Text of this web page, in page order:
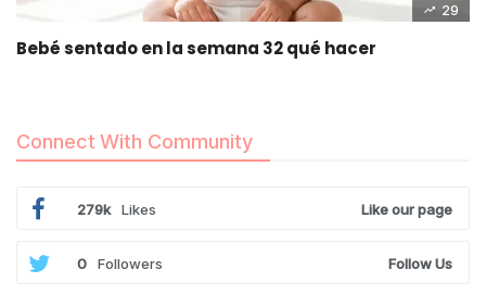
29
Bebé sentado en la semana 32 qué hacer
Connect With Community
279k Likes Like our page
0 Followers Follow Us